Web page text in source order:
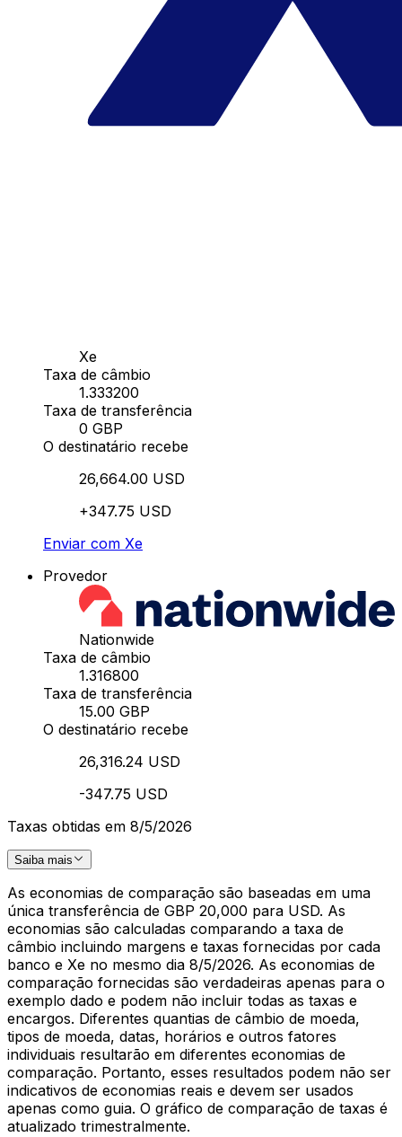
Xe
Taxa de câmbio
1.333200
Taxa de transferência
0 GBP
O destinatário recebe
26,664.00 USD
+347.75 USD
Enviar com Xe
Provedor
Nationwide
Taxa de câmbio
1.316800
Taxa de transferência
15.00 GBP
O destinatário recebe
26,316.24 USD
-347.75 USD
Taxas obtidas em 8/5/2026
Saiba mais
As economias de comparação são baseadas em uma
única transferência de GBP 20,000 para USD. As
economias são calculadas comparando a taxa de
câmbio incluindo margens e taxas fornecidas por cada
banco e Xe no mesmo dia 8/5/2026. As economias de
comparação fornecidas são verdadeiras apenas para o
exemplo dado e podem não incluir todas as taxas e
encargos. Diferentes quantias de câmbio de moeda,
tipos de moeda, datas, horários e outros fatores
individuais resultarão em diferentes economias de
comparação. Portanto, esses resultados podem não ser
indicativos de economias reais e devem ser usados
apenas como guia. O gráfico de comparação de taxas é
atualizado trimestralmente.